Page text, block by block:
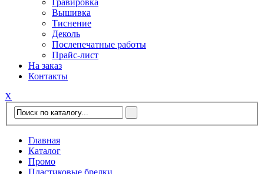
Гравировка
Вышивка
Тиснение
Деколь
Послепечатные работы
Прайс-лист
На заказ
Контакты
Х
Главная
Каталог
Промо
Пластиковые брелки